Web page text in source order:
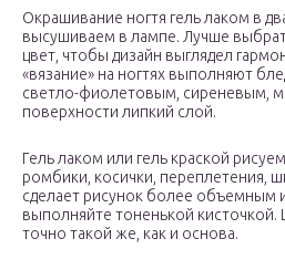
Окрашивание ногтя гель лаком в
высушиваем в лампе. Лучше
цвет, чтобы дизайн выглядел
«вязание» на ногтях выполняют
светло-фиолетовым, сиреневым,
поверхности липкий слой.
Гель лаком или гель краской
ромбики, косички, переплетения,
сделает рисунок более объемным
выполняйте тоненькой кисточкой.
точно такой же, как и основа.